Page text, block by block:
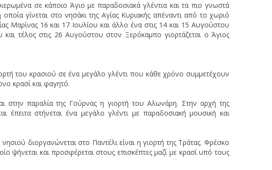
σε κάποιο Άγιο με παραδοσιακά γλέντια και τα πιο γνωστά
γίνεται στο νησάκι της Αγίας Κυριακής απέναντι από το χωριό
Μαρίνας 16 και 17 Ιουλίου και άλλο ένα στις 14 και 15 Αυγούστου
τέλος στις 26 Αυγούστου στον Ξερόκαμπο γιορτάζεται ο Άγιος
του κρασιού σε ένα μεγάλο γλέντι που κάθε χρόνο συμμετέχουν
κρασί και φαγητό.
στην παραλία της Γούρνας η γιορτή του Αλωνάρη. Στην αρχή της
έπειτα στήνεται ένα μεγάλο γλέντι με παραδοσιακή μουσική και
διοργανώνεται στο Παντέλι είναι η γιορτή της Τράτας. Φρέσκο
ψήνεται και προσφέρεται στους επισκέπτες μαζί με κρασί υπό τους